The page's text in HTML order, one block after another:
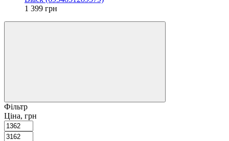
1 399 грн
Фільтр
Ціна, грн